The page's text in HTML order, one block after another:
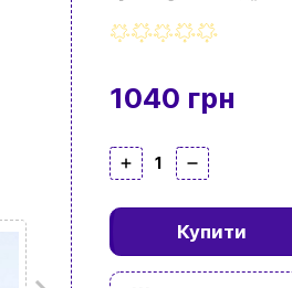
1040 грн
1
Купити